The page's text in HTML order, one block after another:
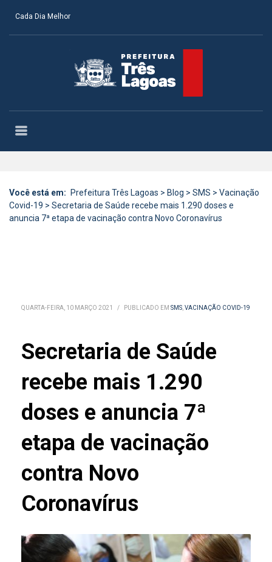
Cada Dia Melhor
Você está em: Prefeitura Três Lagoas > Blog > SMS > Vacinação
Covid-19 > Secretaria de Saúde recebe mais 1.290 doses e
anuncia 7ª etapa de vacinação contra Novo Coronavírus
QUARTA-FEIRA, 10 MARÇO 2021 / PUBLICADO EM SMS,VACINAÇÃO COVID-19
Secretaria de Saúde
recebe mais 1.290
doses e anuncia 7ª
etapa de vacinação
contra Novo
Coronavírus